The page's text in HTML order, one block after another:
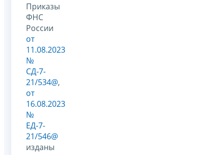
Приказы
ФНС
России
от
11.08.2023
№
СД-7-
21/534@,
от
16.08.2023
№
ЕД-7-
21/546@
изданы